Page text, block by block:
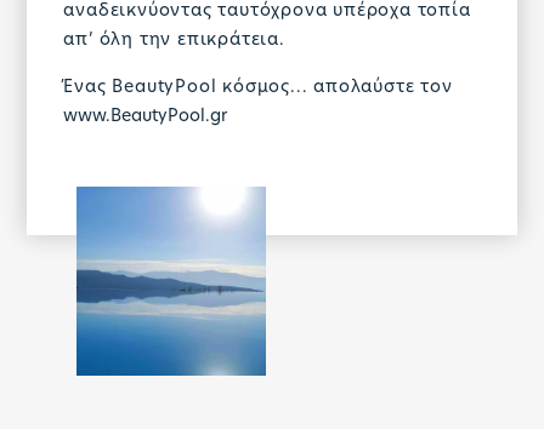
αναδεικνύοντας ταυτόχρονα υπέροχα τοπία
απ’ όλη την επικράτεια.
Ένας BeautyPool κόσμος... απολαύστε τον
www.BeautyPool.gr